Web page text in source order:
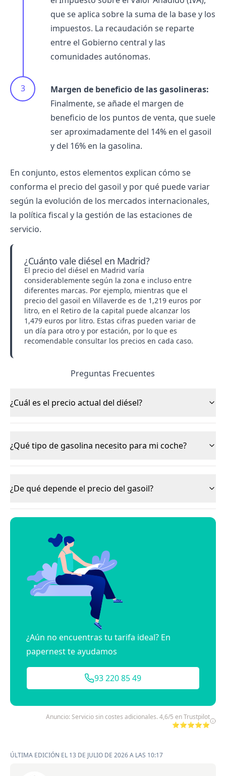
que se aplica sobre la suma de la base y los
impuestos. La recaudación se reparte
entre el Gobierno central y las
comunidades autónomas.
Margen de beneficio de las gasolineras:
Finalmente, se añade el margen de
beneficio de los puntos de venta, que suele
ser aproximadamente del 14% en el gasoil
y del 16% en la gasolina.
En conjunto, estos elementos explican cómo se
conforma el precio del gasoil y por qué puede variar
según la evolución de los mercados internacionales,
la política fiscal y la gestión de las estaciones de
servicio.
¿Cuánto vale diésel en Madrid?
El precio del diésel en Madrid varía
considerablemente según la zona e incluso entre
diferentes marcas. Por ejemplo, mientras que el
precio del gasoil en Villaverde es de 1,219 euros por
litro, en el Retiro de la capital puede alcanzar los
1,479 euros por litro. Estas cifras pueden variar de
un día para otro y por estación, por lo que es
recomendable consultar los precios en cada caso.
Preguntas Frecuentes
¿Cuál es el precio actual del diésel?
¿Qué tipo de gasolina necesito para mi coche?
¿De qué depende el precio del gasoil?
¿Aún no encuentras tu tarifa ideal? En
papernest te ayudamos
93 220 85 49
Anuncio: Servicio sin costes adicionales. 4,6/5 en Trustpilot
⭐⭐⭐⭐⭐
ÚLTIMA EDICIÓN EL 13 DE JULIO DE 2026 A LAS 10:17